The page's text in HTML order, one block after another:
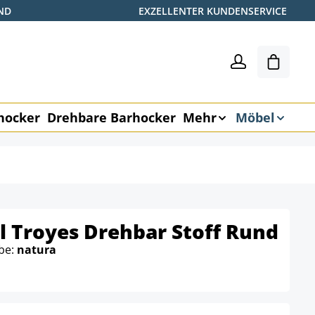
EXZELLENTER KUNDENSERVICE
Drehbare Barhocker Mehr Möbel
Troyes Drehbar Stoff Rund
natura